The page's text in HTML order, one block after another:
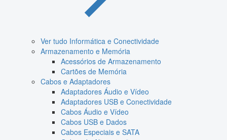
Ver tudo Informática e Conectividade
Armazenamento e Memória
Acessórios de Armazenamento
Cartões de Memória
Cabos e Adaptadores
Adaptadores Áudio e Vídeo
Adaptadores USB e Conectividade
Cabos Áudio e Vídeo
Cabos USB e Dados
Cabos Especiais e SATA